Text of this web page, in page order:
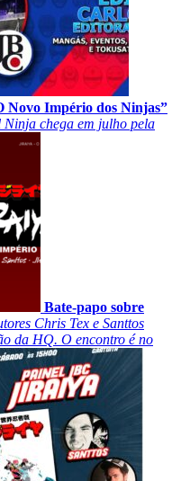
Novo Império dos Ninjas”
chega em julho pela
Bate-papo sobre
Chris Tex e Santtos
da HQ. O encontro é no